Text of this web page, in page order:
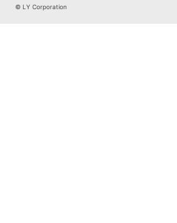
© LY Corporation